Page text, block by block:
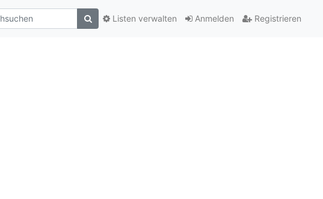
Anmelden Registrieren
Listen verwalten